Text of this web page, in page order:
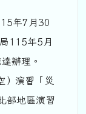
年7月30
115年5月
辦理。
）演習「災
部地區演習